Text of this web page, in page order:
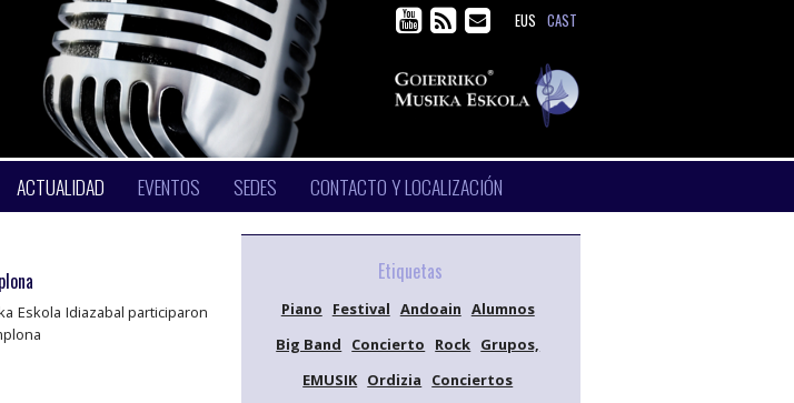
EUS CAST
ACTUALIDAD EVENTOS SEDES CONTACTO Y LOCALIZACIÓN
Eskola Idiazabal participaron
Etiquetas
Piano Festival Andoain Alumnos
Big Band
Concierto Rock Grupos,
EMUSIK Ordizia
Conciertos